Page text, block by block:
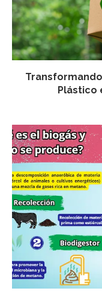
Plástico